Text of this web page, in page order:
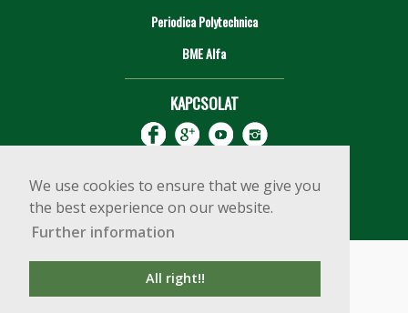
We use cookies to ensure that we give you
the best experience on our website.
Further information
All right!!
Periodica Polytechnica
BME Alfa
KAPCSOLAT
Copyright © 2020 BME Építőmérnöki Kar
1111 Budapest, Műegyetem rkp. 3.